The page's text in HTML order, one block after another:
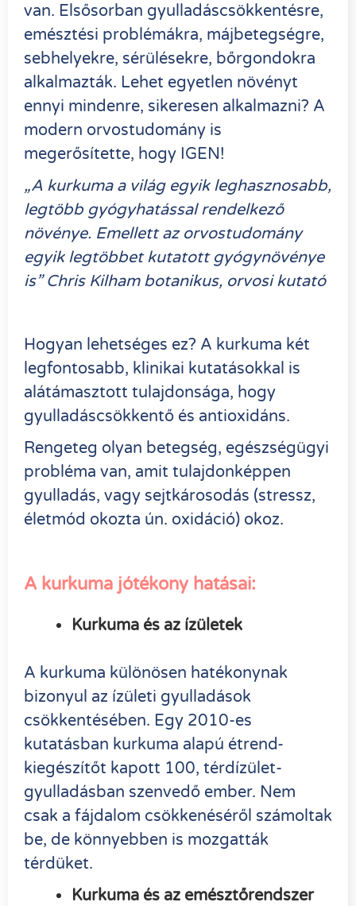
van. Elsősorban gyulladáscsökkentésre,
emésztési problémákra, májbetegségre,
sebhelyekre, sérülésekre, bőrgondokra
alkalmazták. Lehet egyetlen növényt
ennyi mindenre, sikeresen alkalmazni? A
modern orvostudomány is
megerősítette, hogy IGEN!
„A kurkuma a világ egyik leghasznosabb,
legtöbb gyógyhatással rendelkező
növénye. Emellett az orvostudomány
egyik legtöbbet kutatott gyógynövénye
is” Chris Kilham botanikus, orvosi kutató
Hogyan lehetséges ez? A kurkuma két
legfontosabb, klinikai kutatásokkal is
alátámasztott tulajdonsága, hogy
gyulladáscsökkentő és antioxidáns.
Rengeteg olyan betegség, egészségügyi
probléma van, amit tulajdonképpen
gyulladás, vagy sejtkárosodás (stressz,
életmód okozta ún. oxidáció) okoz.
A kurkuma jótékony hatásai:
Kurkuma és az ízületek
A kurkuma különösen hatékonynak
bizonyul az ízületi gyulladások
csökkentésében. Egy 2010-es
kutatásban kurkuma alapú étrend-
kiegészítőt kapott 100, térdízület-
gyulladásban szenvedő ember. Nem
csak a fájdalom csökkenéséről számoltak
be, de könnyebben is mozgatták
térdüket.
Kurkuma és az emésztőrendszer